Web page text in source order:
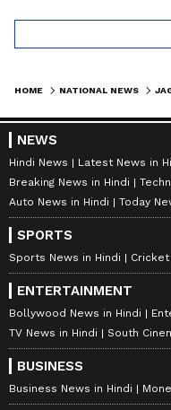
HOME NATIONAL NEWS
NEWS
Hindi News Latest News in
Breaking News in Hindi
Auto News in Hindi
Today
SPORTS
Sports News in Hindi Cricket
ENTERTAINMENT
Bollywood News in Hindi
TV News in Hindi
South
BUSINESS
Business News in Hindi